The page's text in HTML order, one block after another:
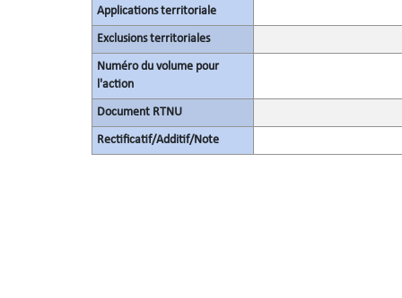
Applications territoriale
Exclusions territoriales
Numéro du volume pour
l'action
Document RTNU
Rectificatif/Additif/Note